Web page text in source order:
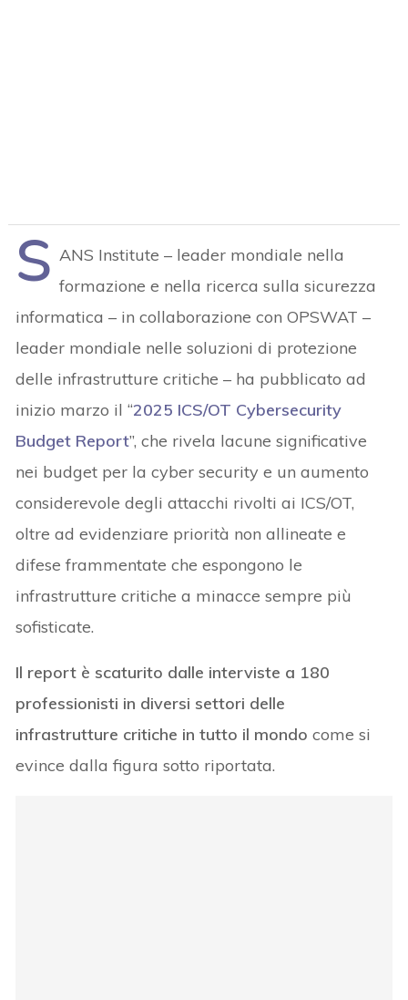
S ANS Institute – leader mondiale nella
formazione e nella ricerca sulla sicurezza
informatica – in collaborazione con OPSWAT –
leader mondiale nelle soluzioni di protezione
delle infrastrutture critiche – ha pubblicato ad
inizio marzo il “2025 ICS/OT Cybersecurity
Budget Report”, che rivela lacune significative
nei budget per la cyber security e un aumento
considerevole degli attacchi rivolti ai ICS/OT,
oltre ad evidenziare priorità non allineate e
difese frammentate che espongono le
infrastrutture critiche a minacce sempre più
sofisticate.
Il report è scaturito dalle interviste a 180
professionisti in diversi settori delle
infrastrutture critiche in tutto il mondo come si
evince dalla figura sotto riportata.